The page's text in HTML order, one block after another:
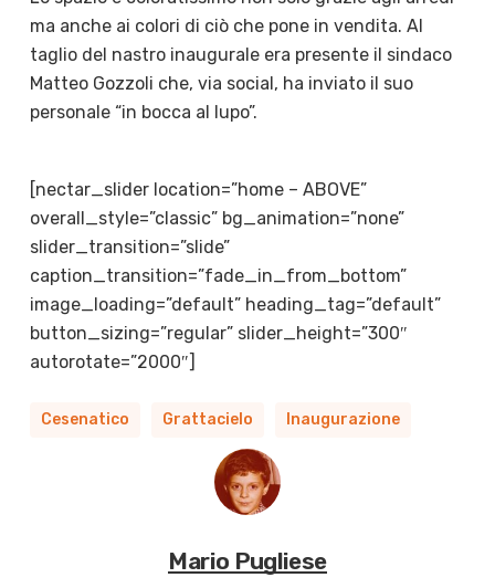
ma anche ai colori di ciò che pone in vendita. Al
taglio del nastro inaugurale era presente il sindaco
Matteo Gozzoli che, via social, ha inviato il suo
personale “in bocca al lupo”.
[nectar_slider location=”home – ABOVE”
overall_style=”classic” bg_animation=”none”
slider_transition=”slide”
caption_transition=”fade_in_from_bottom”
image_loading=”default” heading_tag=”default”
button_sizing=”regular” slider_height=”300″
autorotate=”2000″]
Cesenatico Grattacielo Inaugurazione
Mario Pugliese